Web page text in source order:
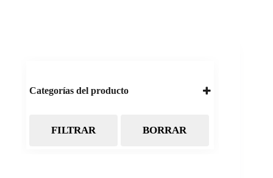
Categorías del producto
Almacenamiento
FILTRAR BORRAR